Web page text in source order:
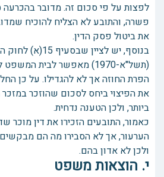
לפצות על פי סכום זה. מדובר בהכרעה
פשרה, והתובע לא הצליח להוכיח
את ביטול פסק הדין.
בנוסף, יש לציין
(תשל"א-1970) מאפשר לבית
הפרת החוזה אך לא להגדילו. על כן
את הפיצוי ביחס לסכום שהוזכר
ביותר, ולכן הטענה נדחית.
כאמור, התובעים הזכירו את דין מוכר
הערעור, אך לא הסבירו מה הם
ולכן לא אדון בהם.
י. הוצאות משפט